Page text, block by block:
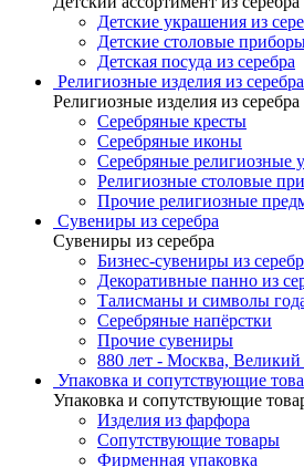
Детские украшения из
Детские столовые
Детская посуда из серебра
Религиозные изделия из серебра
Религиозные изделия из серебра
Серебряные кресты
Серебряные иконы
Серебряные религиозные
Религиозные столовые
Прочие религиозные
Сувениры из серебра
Сувениры из серебра
Бизнес-сувениры из
Декоративные панно из
Талисманы и символы
Серебряные напёрстки
Прочие сувениры
880 лет - Москва, Великий
Упаковка и сопутствующие
Упаковка и сопутствующие
Изделия из фарфора
Сопутствующие товары
Фирменная упаковка